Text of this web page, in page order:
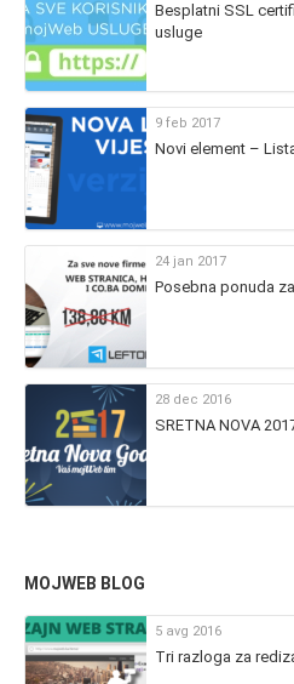
Besplatni SSL
usluge
9 feb 2017
Novi element –
24 jan 2017
Posebna ponuda
28 dec 2016
SRETNA NOVA
MOJWEB BLOG
5 avg 2016
Tri razloga za